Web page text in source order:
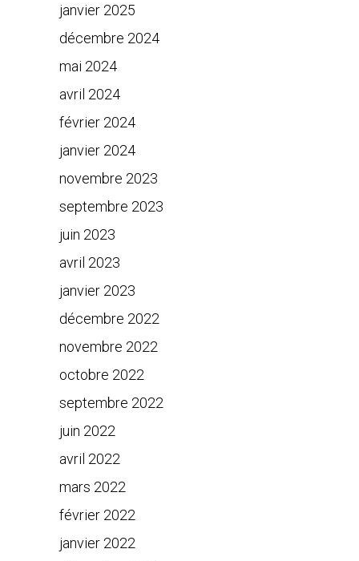
janvier 2025
décembre 2024
mai 2024
avril 2024
février 2024
janvier 2024
novembre 2023
septembre 2023
juin 2023
avril 2023
janvier 2023
décembre 2022
novembre 2022
octobre 2022
septembre 2022
juin 2022
avril 2022
mars 2022
février 2022
janvier 2022